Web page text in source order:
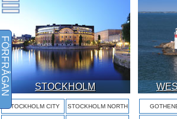
STOCKHOLM
STOCKHOLM CITY STOCKHOLM NORTH
FÖRFRÅGAN